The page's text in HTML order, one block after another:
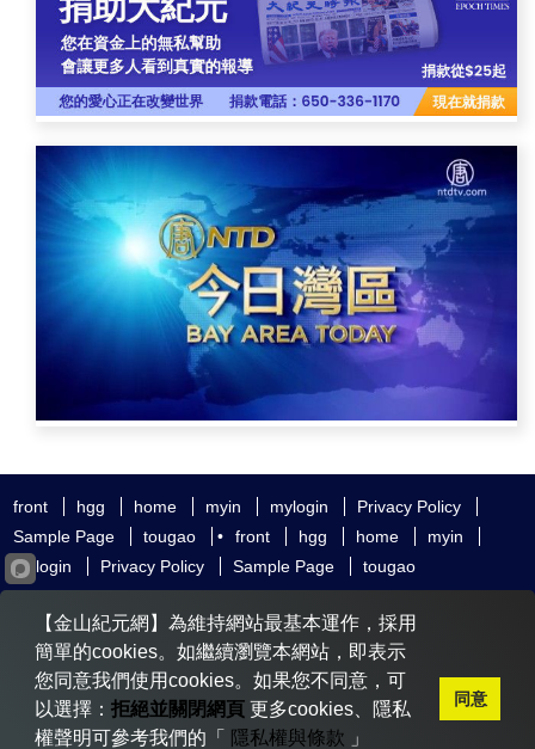
front hgg home myin mylogin
Privacy Policy
Sample Page
tougao • front hgg home
myin
mylogin
Privacy Policy Sample Page tougao
友好鏈接 追查國際 新唐人電視
神韻藝術團
大紀元時報
希望之聲 全球退黨服務中心 明慧網
無界網
【金山紀元網】為維持網站最基本運作，採用
簡單的cookies。如繼續瀏覽本網站，即表示
您同意我們使用cookies。如果您不同意，可
以選擇： 拒絕並關閉網頁更多cookies、隱私
權聲明可參考我們的「
隱私權與條款 」
同意